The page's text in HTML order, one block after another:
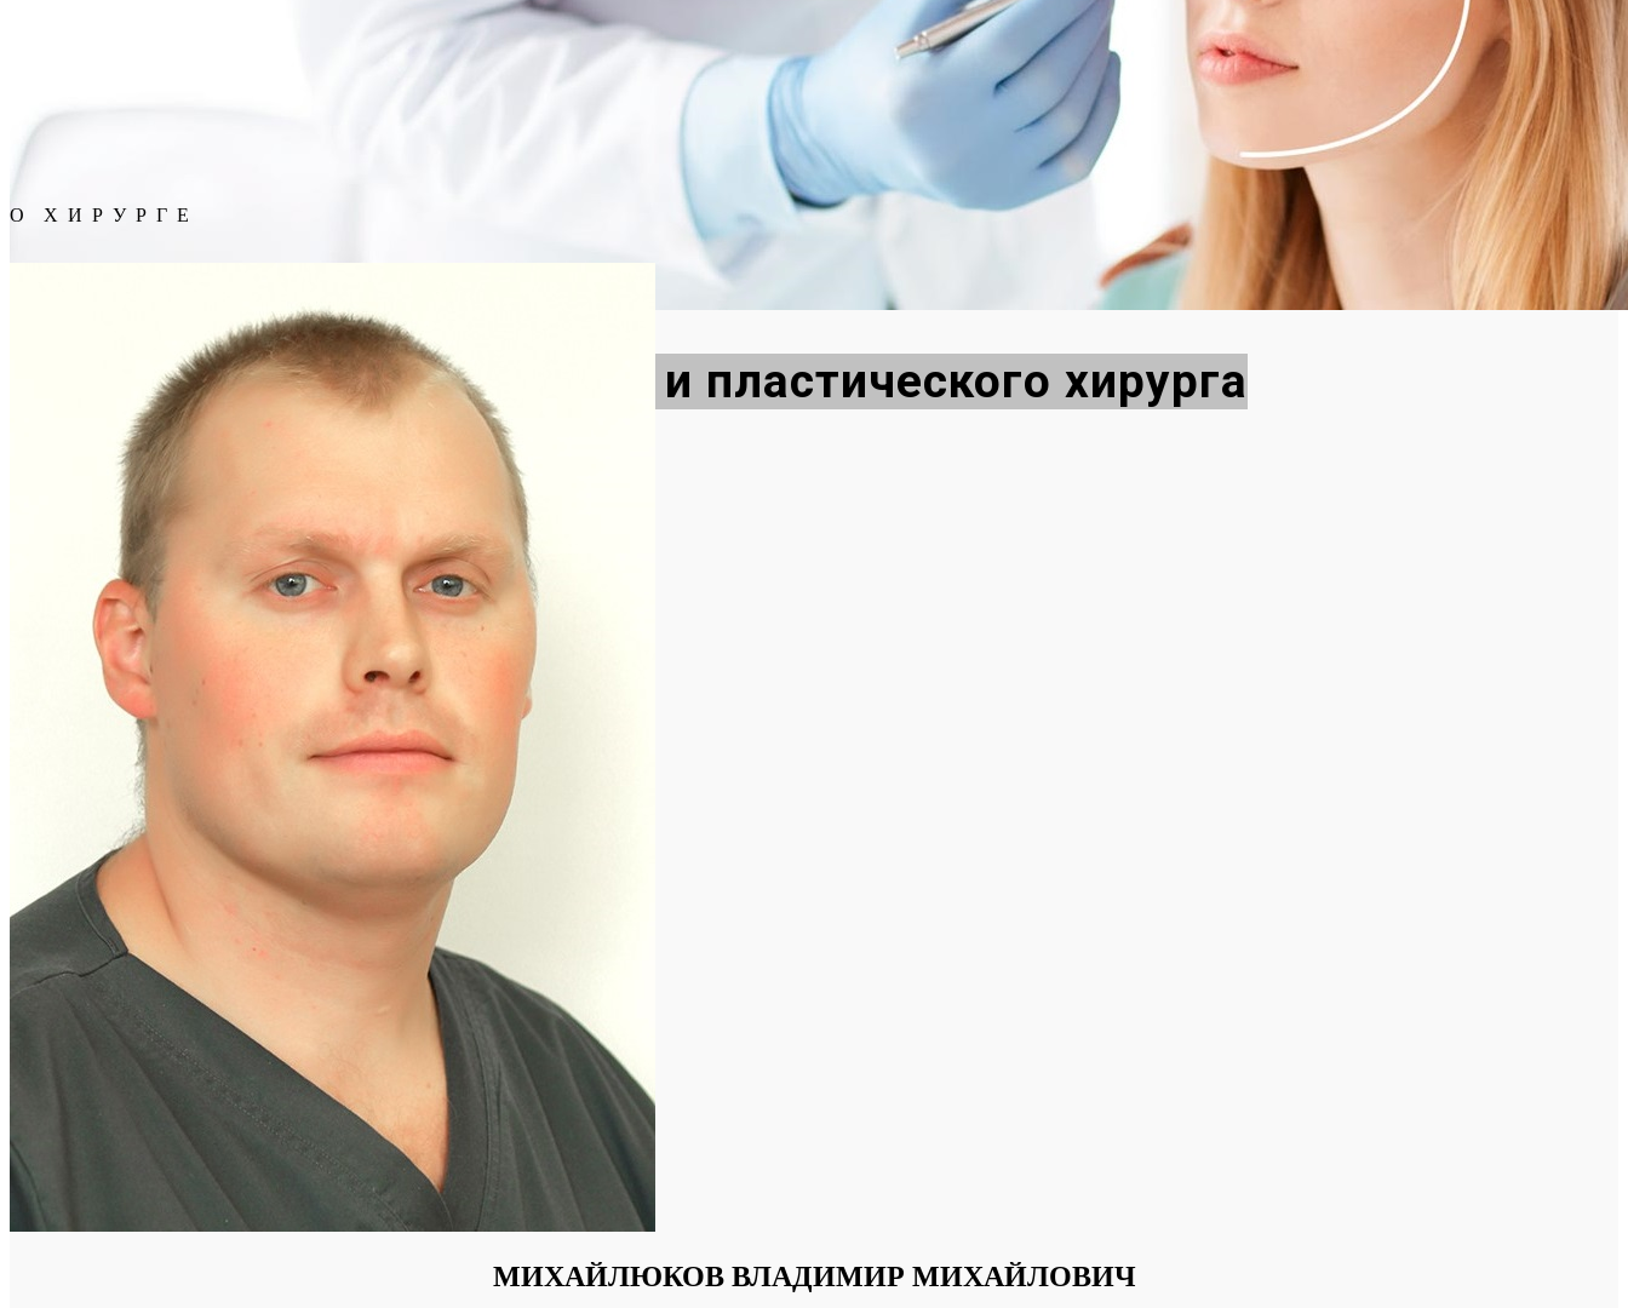
Услуги челюстно-лицевого и пластического хирурга
Записаться на консультацию!
О Х И Р У Р Г Е
МИХАЙЛЮКОВ ВЛАДИМИР МИХАЙЛОВИЧ